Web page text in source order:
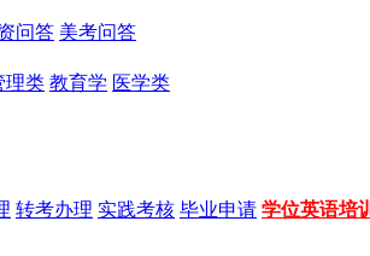
问答 美考问答
理类 教育学 医学类
转考办理 实践考核 毕业申请 学位英语培训